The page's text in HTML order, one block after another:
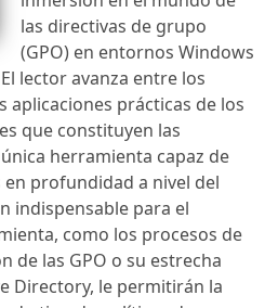
las directivas de grupo
(GPO) en entornos Windows
lector avanza entre los
aplicaciones prácticas de los
que constituyen las
herramienta capaz de
profundidad a nivel del
indispensable para el
como los procesos de
de las GPO o su estrecha
Directory, le permitirán la